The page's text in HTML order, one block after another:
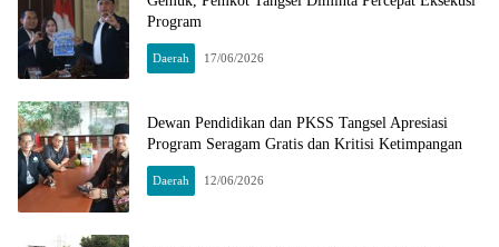
Program
Daerah 17/06/2026
Dewan Pendidikan dan PKSS Tangsel Apresiasi
Program Seragam Gratis dan Kritisi Ketimpangan
Daerah 12/06/2026